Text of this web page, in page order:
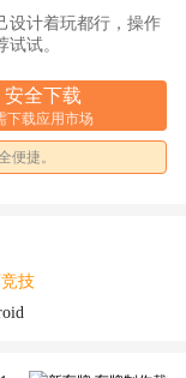
设计着玩都行，操作
试。
安全下载
下载应用市场
便捷。
技